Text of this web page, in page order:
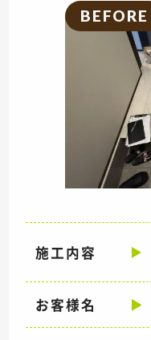
施工内容
お客様名